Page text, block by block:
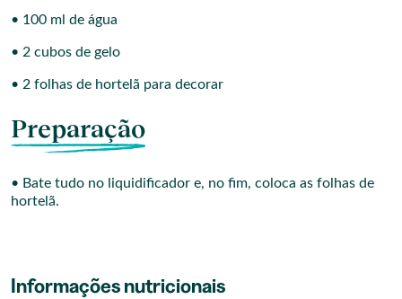
• 100 ml de água
• 2 cubos de gelo
• 2 folhas de hortelã para decorar
Preparação
• Bate tudo no liquidificador e, no fim, coloca as folhas de
hortelã.
Informações nutricionais